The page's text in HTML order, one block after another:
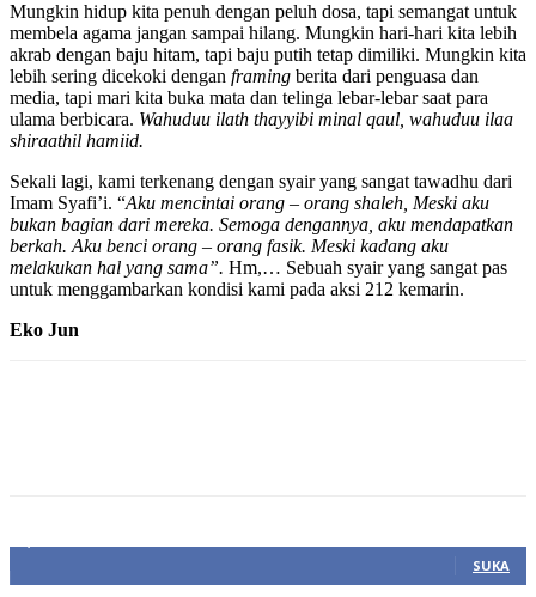
Mungkin hidup kita penuh dengan peluh dosa, tapi semangat untuk
membela agama jangan sampai hilang. Mungkin hari-hari kita lebih
akrab dengan baju hitam, tapi baju putih tetap dimiliki. Mungkin kita
lebih sering dicekoki dengan framing berita dari penguasa dan
media, tapi mari kita buka mata dan telinga lebar-lebar saat para
ulama berbicara. Wahuduu ilath thayyibi minal qaul, wahuduu ilaa
shiraathil hamiid.
Sekali lagi, kami terkenang dengan syair yang sangat tawadhu dari
Imam Syafi’i. “Aku mencintai orang – orang shaleh, Meski aku
bukan bagian dari mereka. Semoga dengannya, aku mendapatkan
berkah. Aku benci orang – orang fasik. Meski kadang aku
melakukan hal yang sama”. Hm,… Sebuah syair yang sangat pas
untuk menggambarkan kondisi kami pada aksi 212 kemarin.
Eko Jun
SUKA